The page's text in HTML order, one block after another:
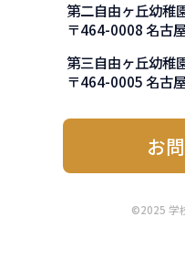
第二自由ヶ丘幼稚
〒464-0008 名古
第三自由ヶ丘幼稚
〒464-0005 名古
お
©2025 学